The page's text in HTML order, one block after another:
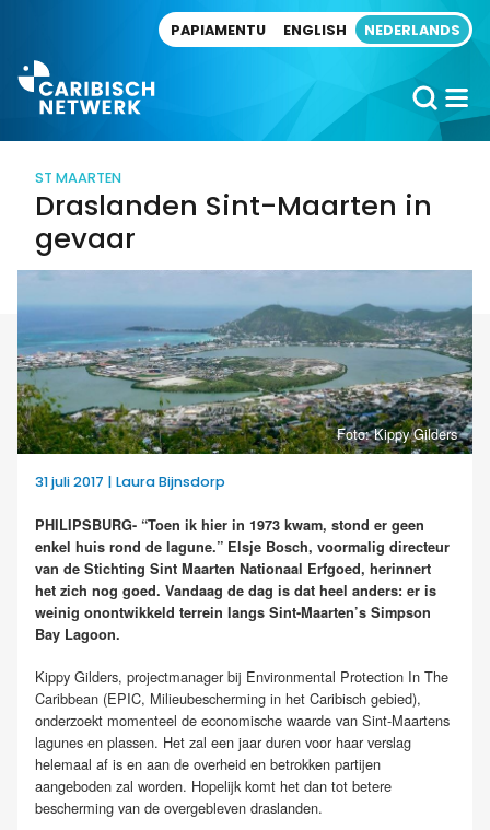
PAPIAMENTU ENGLISH NEDERLANDS
ST MAARTEN
Draslanden Sint-Maarten in
gevaar
Foto: Kippy Gilders
31 juli 2017 | Laura Bijnsdorp
PHILIPSBURG- “Toen ik hier in 1973 kwam, stond er geen
enkel huis rond de lagune.” Elsje Bosch, voormalig directeur
van de Stichting Sint Maarten Nationaal Erfgoed, herinnert
het zich nog goed. Vandaag de dag is dat heel anders: er is
weinig onontwikkeld terrein langs Sint-Maarten’s Simpson
Bay Lagoon.
Kippy Gilders, projectmanager bij Environmental Protection In The
Caribbean (EPIC, Milieubescherming in het Caribisch gebied),
onderzoekt momenteel de economische waarde van Sint-Maartens
lagunes en plassen. Het zal een jaar duren voor haar verslag
helemaal af is en aan de overheid en betrokken partijen
aangeboden zal worden. Hopelijk komt het dan tot betere
bescherming van de overgebleven draslanden.